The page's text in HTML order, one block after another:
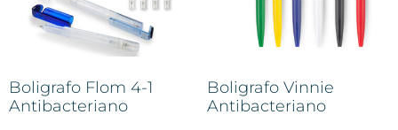
Boligrafo Flom 4-1
Antibacteriano
Boligrafo Vinnie
Antibacteriano